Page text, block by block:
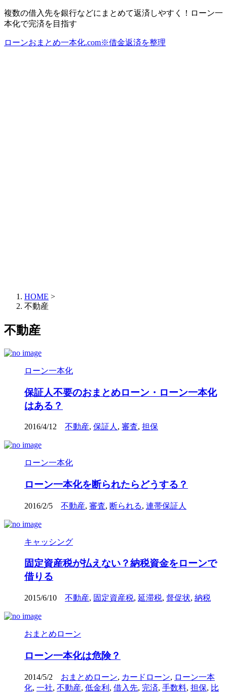
複数の借入先を銀行などにまとめて返済しやすく！ローン一
本化で完済を目指す
ローンおまとめ一本化.com※借金返済を整理
HOME >
不動産
不動産
ローン一本化
保証人不要のおまとめローン・ローン一本化
はある？
2016/4/12 不動産, 保証人 , 審査, 担保
ローン一本化
ローン一本化を断られたらどうする？
2016/2/5 不動産, 審査, 断られる, 連帯保証人
キャッシング
固定資産税が払えない？納税資金をローンで
借りる
2015/6/10 不動産, 固定資産税, 延滞税, 督促状, 納税
おまとめローン
ローン一本化は危険？
2014/5/2 おまとめローン, カードローン, ローン一本
化, 一社, 不動産, 低金利 , 借入先, 完済, 手数料, 担保, 比